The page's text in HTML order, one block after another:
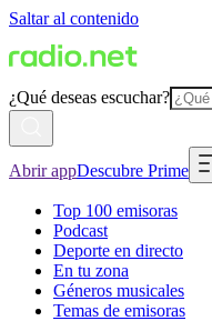
Saltar al contenido
¿Qué deseas escuchar?
Abrir appDescubre Prime
Top 100 emisoras
Podcast
Deporte en directo
En tu zona
Géneros musicales
Temas de emisoras